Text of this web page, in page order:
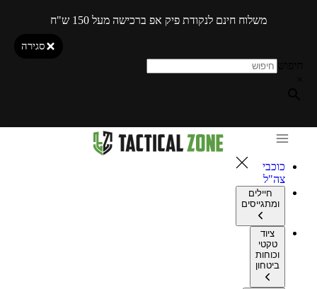
משלוח חינם לנקודת פיק אפ ברכישה מעל 150 ש"ח
סגירה
כוכבי
צה"ל
חיילים
ומתגייסים
ציוד
טקטי
וכוחות
ביטחון